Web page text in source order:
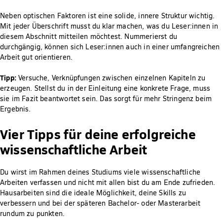
Neben optischen Faktoren ist eine solide, innere Struktur wichtig.
Mit jeder Überschrift musst du klar machen, was du Leser:innen in
diesem Abschnitt mitteilen möchtest. Nummerierst du
durchgängig, können sich Leser:innen auch in einer umfangreichen
Arbeit gut orientieren.
Tipp:Versuche, Verknüpfungen zwischen einzelnen Kapiteln zu
erzeugen. Stellst du in der Einleitung eine konkrete Frage, muss
sie im Fazit beantwortet sein. Das sorgt für mehr Stringenz beim
Ergebnis.
Vier Tipps für deine erfolgreiche
wissenschaftliche Arbeit
Du wirst im Rahmen deines Studiums viele wissenschaftliche
Arbeiten verfassen und nicht mit allen bist du am Ende zufrieden.
Hausarbeiten sind die ideale Möglichkeit, deine Skills zu
verbessern und bei der späteren Bachelor- oder Masterarbeit
rundum zu punkten.